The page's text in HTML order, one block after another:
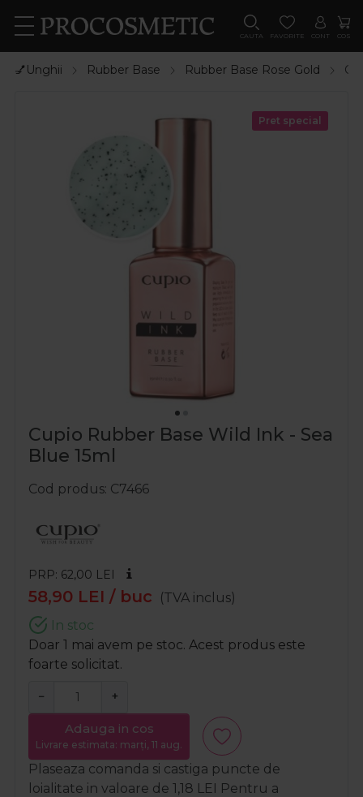
CAUTA FAVORITE CONT COS
💅Unghii Rubber Base Rubber Base Rose Gold
Pret special
Cupio Rubber Base Wild Ink - Sea
Blue 15ml
Cod produs C7466
PRP: 62,00 LEI
58,90 LEI / buc
(TVA inclus)
In stoc
Doar 1 mai avem pe stoc. Acest produs este
foarte solicitat.
− +
Adauga in cos
Livrare estimata: marți, 11 aug.
Plaseaza comanda si castiga puncte de
loialitate in valoare de 1,18 LEI Pentru a